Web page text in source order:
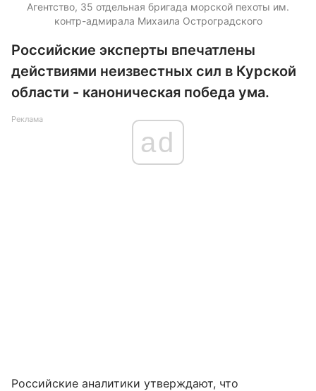
Агентство, 35 отдельная бригада морской пехоты им.
контр-адмирала Михаила Остроградского
Российские эксперты впечатлены
действиями неизвестных сил в Курской
области - каноническая победа ума.
Реклама
ad
Российские аналитики утверждают, что